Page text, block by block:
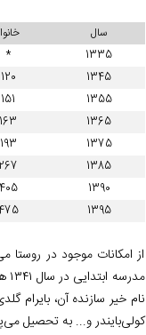
سال
1335
*
1345
120
1355
151
1365
163
1375
193
1385
267
1390
405
1395
475
از امکانات موجود در
نام خیر سازنده آن، بایرام
کولی‌بایندر و... به تحصیل